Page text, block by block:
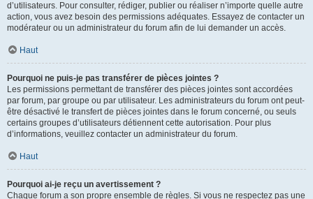
d’utilisateurs. Pour consulter, rédiger, publier ou réaliser n’importe quelle autre
action, vous avez besoin des permissions adéquates. Essayez de contacter un
modérateur ou un administrateur du forum afin de lui demander un accès.
Haut
Pourquoi ne puis-je pas transférer de pièces jointes ?
Les permissions permettant de transférer des pièces jointes sont accordées
par forum, par groupe ou par utilisateur. Les administrateurs du forum ont peut-
être désactivé le transfert de pièces jointes dans le forum concerné, ou seuls
certains groupes d’utilisateurs détiennent cette autorisation. Pour plus
d’informations, veuillez contacter un administrateur du forum.
Haut
Pourquoi ai-je reçu un avertissement ?
Chaque forum a son propre ensemble de règles. Si vous ne respectez pas une